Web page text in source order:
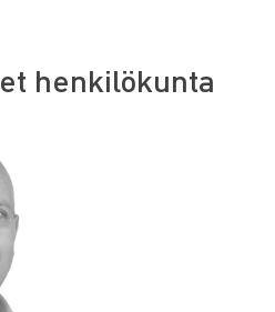
henkilökunta